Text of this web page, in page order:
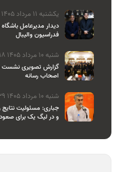
یکشنبه 11 مرداد 1405 23:58
دیدار مدیرعامل
فدراسیون والیبال
شنبه 10 مرداد 1405 10:18
گزارش تصویری نشست
اصحاب رسانه
شنبه 10 مرداد 1405 08:39
جباری: مسئولیت نتایج
و در لیگ یک برای